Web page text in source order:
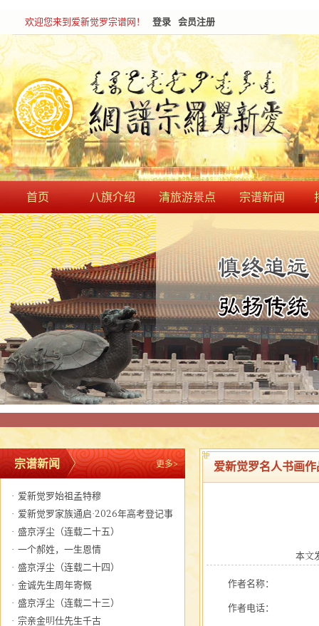
欢迎您来到爱新觉罗宗谱网！ 登录 会员注册
首页 八旗介绍 清旅游景点 宗谱新闻
宗谱新闻 更多>
· 爱新觉罗始祖孟特穆
· 爱新觉罗家族通启·2026年高考登记事
宜· 盛京浮尘（连载二十五）
· 一个郝姓，一生恩情
· 盛京浮尘（连载二十四）
· 金诚先生周年寄慨
· 盛京浮尘（连载二十三）
· 宗亲金明仕先生千古
爱新觉罗名人书画作
本文
作者名称：
作者电话：